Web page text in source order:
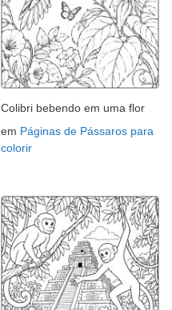
Colibri bebendo em uma flor
em Páginas de Pássaros para
colorir